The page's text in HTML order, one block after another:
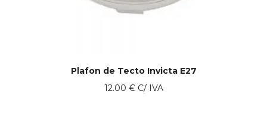
Plafon de Tecto Invicta E27
12.00 €C/ IVA